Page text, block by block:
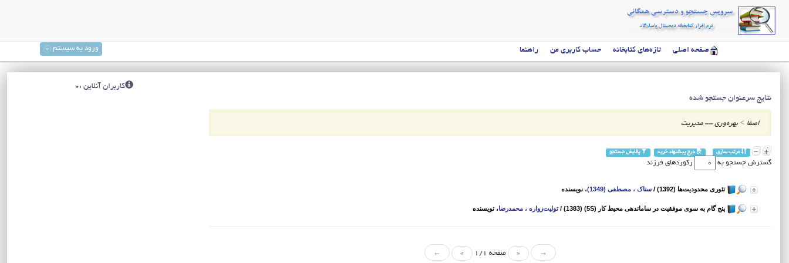
صفحه اصلی تازه‌های کتابخانه حساب کاربری من راهنما ورود به سیستم
نتایج سرعنوان جستجو شده
اصفا > بهره‌وری -- مدیریت
مرتب سازی درج پیشنهاد خرید پالایش جستجو
گسترش جستجو به رکوردهای فرزند
تئوری محدودیت‌ها (1392) / ستاک ، مصطفی (1349) ، نویسنده
پنج گام به سوی موفقیت در ساماندهی محیط کار (5S) (1383) /تولیت‌زواره ، محمدرضا، نویسنده
→
« صفحه 1/1 »
←
کاربران آنلاین :0